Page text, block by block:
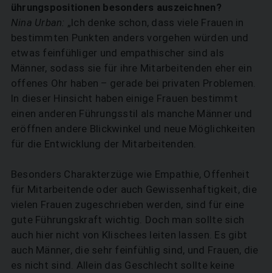
ührungs­positionen besonders auszeichnen?
Nina Urban: „Ich denke schon, dass viele Frauen in
bestimmten Punkten anders vorgehen würden und
etwas feinfühliger und empathischer sind als
Männer, sodass sie für ihre Mitarbeitenden eher ein
offenes Ohr haben – gerade bei privaten Problemen.
In dieser Hinsicht haben einige Frauen bestimmt
einen anderen Führungsstil als manche Männer und
eröffnen andere Blickwinkel und neue Möglichkeiten
für die Entwicklung der Mitarbeitenden.
Besonders Charakterzüge wie Empathie, Offenheit
für Mitarbeitende oder auch Gewissenhaftigkeit, die
vielen Frauen zugeschrieben werden, sind für eine
gute Führungskraft wichtig. Doch man sollte sich
auch hier nicht von Klischees leiten lassen. Es gibt
auch Männer, die sehr feinfühlig sind, und Frauen, die
es nicht sind. Allein das Geschlecht sollte keine